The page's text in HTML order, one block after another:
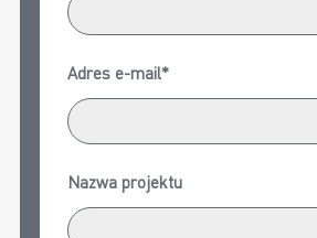
Adres e-mail*
Nazwa projektu